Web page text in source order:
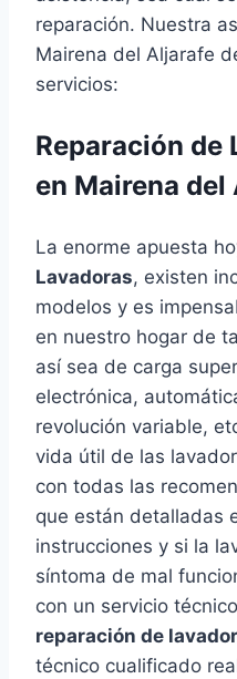
reparación. Nuestra
Mairena del Aljarafe
servicios:
Reparación de
en Mairena del
La enorme apuesta
Lavadoras, existen
modelos y es
en nuestro hogar de
así sea de carga
electrónica,
revolución variable,
vida útil de las
con todas las
que están detalladas
instrucciones y si la
síntoma de mal
con un servicio
reparación de
técnico cualificado